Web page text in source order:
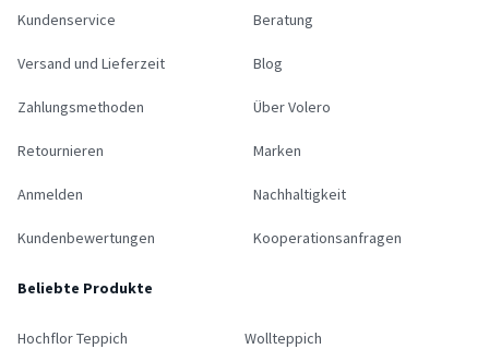
Kundenservice
Versand und Lieferzeit
Zahlungsmethoden
Retournieren
Anmelden
Kundenbewertungen
Beratung
Blog
Über Volero
Marken
Nachhaltigkeit
Kooperationsanfragen
Beliebte Produkte
Hochflor Teppich Wollteppich